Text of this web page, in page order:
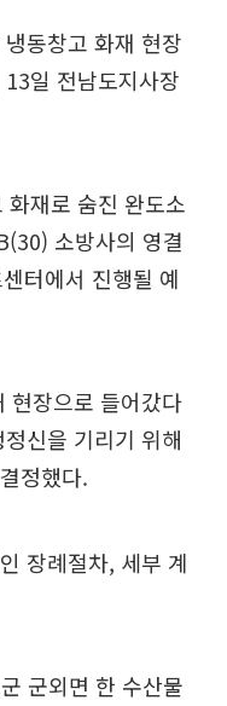
동창고 화재 현장
일 전남도지사장
재로 숨진 완도소
소방사의 영결
터에서 진행될 예
현장으로 들어갔다
신을 기리기 위해
정했다.
장례절차, 세부 계
군외면 한 수산물